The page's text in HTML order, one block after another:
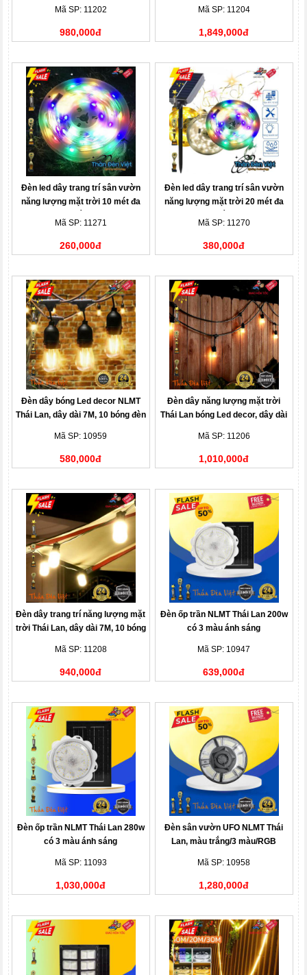
Mã SP: 11202
980,000đ
Mã SP: 11204
1,849,000đ
Đèn led dây trang trí sân vườn
năng lượng mặt trời 10 mét đa
Mã SP: 11271
260,000đ
Đèn led dây trang trí sân vườn
năng lượng mặt trời 20 mét đa
Mã SP: 11270
380,000đ
Đèn dây bóng Led decor NLMT
Thái Lan, dây dài 7M, 10 bóng đèn
Mã SP: 10959
580,000đ
Đèn dây năng lượng mặt trời
Thái Lan bóng Led decor, dây dài
Mã SP: 11206
1,010,000đ
Đèn dây trang trí năng lượng mặt
trời Thái Lan, dây dài 7M, 10 bóng
Mã SP: 11208
940,000đ
Đèn ốp trần NLMT Thái Lan 200w
có 3 màu ánh sáng
Mã SP: 10947
639,000đ
Đèn ốp trần NLMT Thái Lan 280w
có 3 màu ánh sáng
Mã SP: 11093
1,030,000đ
Đèn sân vườn UFO NLMT Thái
Lan, màu trắng/3 màu/RGB
Mã SP: 10958
1,280,000đ